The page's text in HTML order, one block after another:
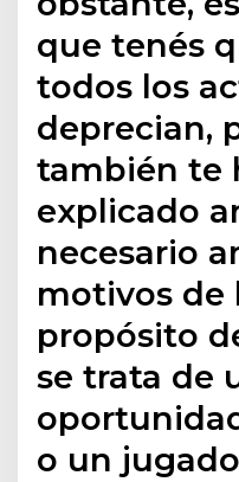
que tenés
todos los
deprecian,
también te
explicado
necesario
motivos de
propósito
se trata de
o un